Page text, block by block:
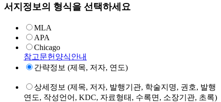
서지정보의 형식을 선택하세요
MLA
APA
Chicago
참고문헌양식안내
간략정보 (제목, 저자, 연도)
상세정보 (제목, 저자, 발행기관, 학술지명, 권호, 발행
연도, 작성언어, KDC, 자료형태, 수록면, 소장기관, 초록)